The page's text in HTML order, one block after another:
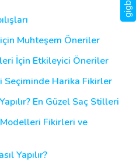
Muhteşem Öneriler
İçin Etkileyici Öneriler
Seçiminde Harika Fikirler
En Güzel Saç Stilleri
Fikirleri ve
Yapılır?